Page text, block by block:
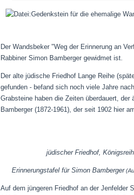
Der Wandsbeker "Weg der Erinnerung an
Rabbiner Simon Bamberger gewidmet ist.
Der alte jüdische Friedhof Lange Reihe
gefunden - befand sich noch viele Jahre
Grabsteine haben die Zeiten überdauert,
Bamberger (1872-1961), der seit 1902 hier
jüdischer Friedhof,
Erinnerungstafel für Simon Bamberger
Auf dem jüngeren Friedhof an der Jenfelder